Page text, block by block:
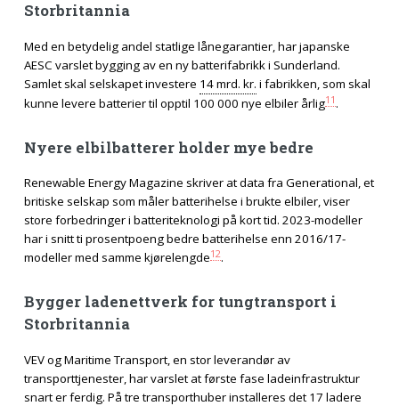
Storbritannia
Med en betydelig andel statlige lånegarantier, har japanske
AESC varslet bygging av en ny batterifabrikk i Sunderland.
Samlet skal selskapet investere 14 mrd. kr. i fabrikken, som skal
kunne levere batterier til opptil 100 000 nye elbiler årlig11.
Nyere elbilbatterer holder mye bedre
Renewable Energy Magazine skriver at data fra Generational, et
britiske selskap som måler batterihelse i brukte elbiler, viser
store forbedringer i batteriteknologi på kort tid. 2023-modeller
har i snitt ti prosentpoeng bedre batterihelse enn 2016/17-
modeller med samme kjørelengde12.
Bygger ladenettverk for tungtransport i
Storbritannia
VEV og Maritime Transport, en stor leverandør av
transporttjenester, har varslet at første fase ladeinfrastruktur
snart er ferdig. På tre transporthuber installeres det 17 ladere